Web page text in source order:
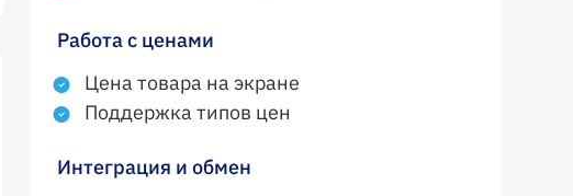
Работа с ценами
Цена товара на экране
Поддержка типов цен
Интеграция и обмен